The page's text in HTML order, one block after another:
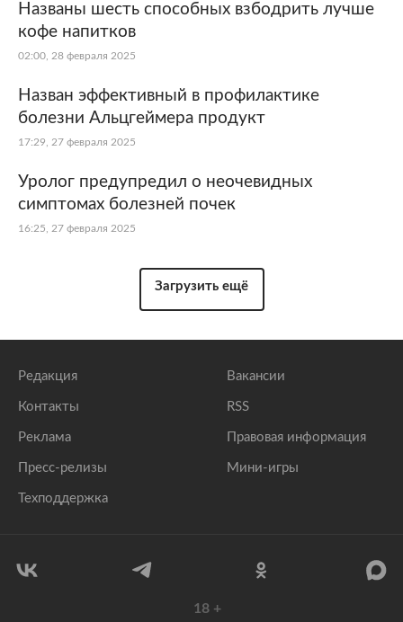
Названы шесть способных взбодрить лучше
кофе напитков
02:00, 28 февраля 2025
Назван эффективный в профилактике
болезни Альцгеймера продукт
17:29, 27 февраля 2025
Уролог предупредил о неочевидных
симптомах болезней почек
16:25, 27 февраля 2025
Загрузить ещё
Редакция
Контакты
Реклама
Пресс-релизы
Техподдержка
Вакансии
RSS
Правовая информация
Мини-игры
18 +